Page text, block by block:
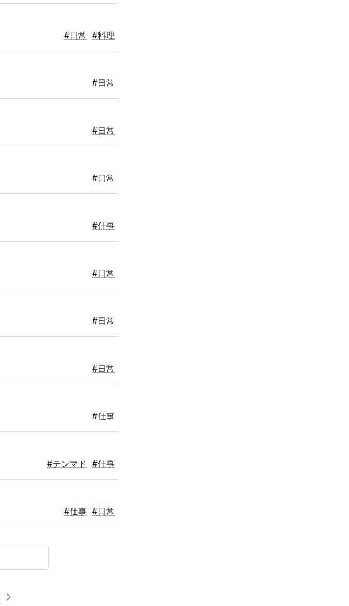
#日常 #料理
#日常
#日常
#日常
#仕事
#日常
#日常
#日常
#仕事
#テンマド #仕事
#仕事 #日常